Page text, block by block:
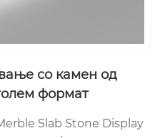
со камен од
формат
Slab Stone Display